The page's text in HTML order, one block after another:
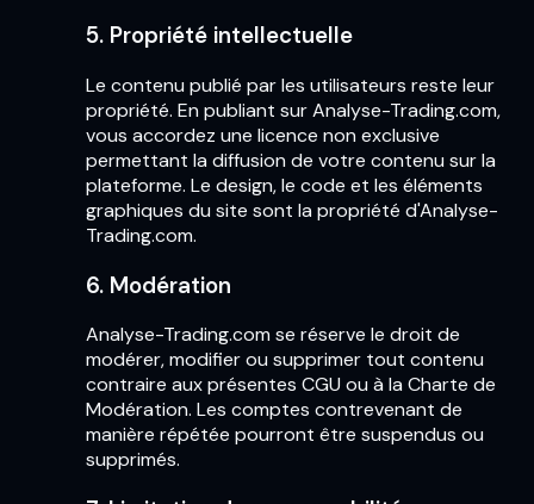
5. Propriété intellectuelle
Le contenu publié par les utilisateurs reste leur
propriété. En publiant sur Analyse-Trading.com,
vous accordez une licence non exclusive
permettant la diffusion de votre contenu sur la
plateforme. Le design, le code et les éléments
graphiques du site sont la propriété d'Analyse-
Trading.com.
6. Modération
Analyse-Trading.com se réserve le droit de
modérer, modifier ou supprimer tout contenu
contraire aux présentes CGU ou à la Charte de
Modération. Les comptes contrevenant de
manière répétée pourront être suspendus ou
supprimés.